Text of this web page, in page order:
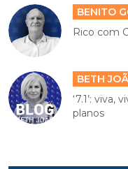
BENITO
Rico com
BETH
‘7.1’: viva,
planos